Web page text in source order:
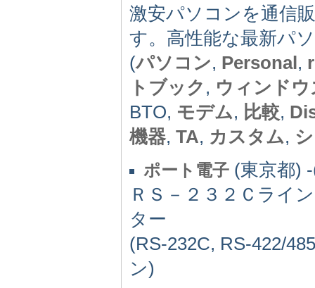
激安パソコンを通信
す。高性能な最新パ
(パソコン, Personal,
トブック , ウィンドウ
BTO, モデム, 比較,
機器, TA, カスタム,
ポート電子 (東京都)
ＲＳ－２３２Ｃライ
ター
(RS-232C, RS-422/
ン)